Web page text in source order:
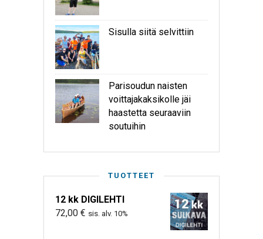
Sisulla siitä selvittiin
Parisoudun naisten
voittajakaksikolle jäi
haastetta seuraaviin
soutuihin
TUOTTEET
12 kk DIGILEHTI
72,00 € sis. alv. 10%